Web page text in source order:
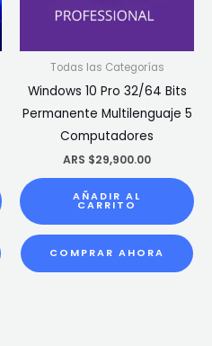
Todas las Categorías
Windows 10 Pro 32/64 Bits
Permanente Multilenguaje 5
Computadores
ARS $29,900.00
AÑADIR AL
CARRITO
COMPRAR AHORA